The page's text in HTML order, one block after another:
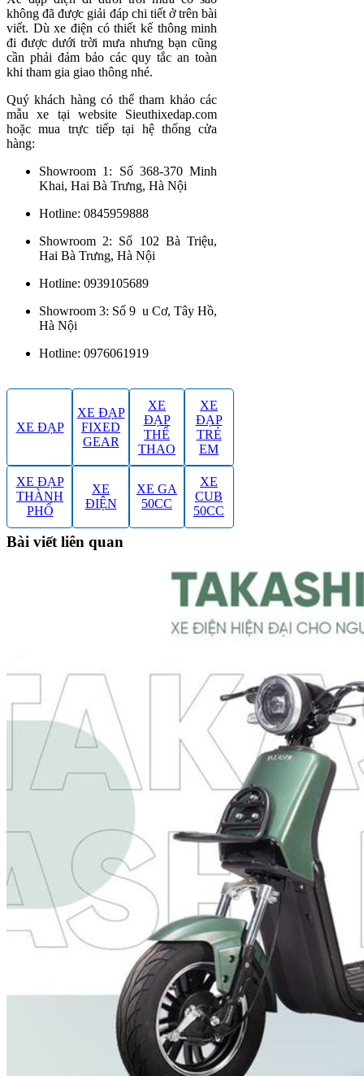
không đã được giải đáp chi tiết ở trên bài
viết. Dù xe điện có thiết kế thông minh
đi được dưới trời mưa nhưng bạn cũng
cần phải đảm bảo các quy tắc an toàn
khi tham gia giao thông nhé.
Quý khách hàng có thể tham khảo các
mẫu xe tại website Sieuthixedap.com
hoặc mua trực tiếp tại hệ thống cửa
hàng:
Showroom 1: Số 368-370 Minh
Khai, Hai Bà Trưng, Hà Nội
Hotline: 0845959888
Showroom 2: Số 102 Bà Triệu,
Hai Bà Trưng, Hà Nội
Hotline: 0939105689
Showroom 3: Số 9 u Cơ, Tây Hồ,
Hà Nội
Hotline: 0976061919
XE ĐẠP
XE ĐẠP
FIXED
GEAR
XE
ĐẠP
THỂ
THAO
XE
ĐẠP
TRẺ
EM
XE ĐẠP
THÀNH
PHỐ
XE
ĐIỆN
XE GA
50CC
XE
CUB
50CC
Bài viết liên quan